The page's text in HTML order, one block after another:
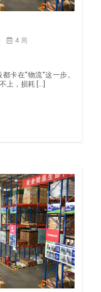
4 周
卡在“物流”这一步。
上，损耗 […]